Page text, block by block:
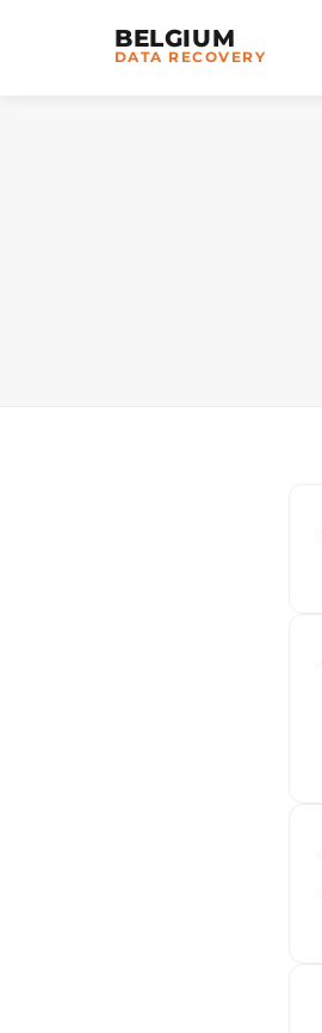
BELGIUM
DATA RECOVERY